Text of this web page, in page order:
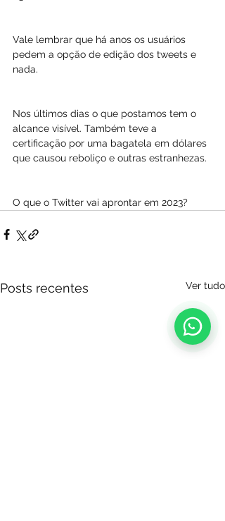
Vale lembrar que há anos os usuários
pedem a opção de edição dos tweets e
nada.
Nos últimos dias o que postamos tem o
alcance visível. Também teve a
certificação por uma bagatela em dólares
que causou reboliço e outras estranhezas.
O que o Twitter vai aprontar em 2023?
Posts recentes Ver tudo